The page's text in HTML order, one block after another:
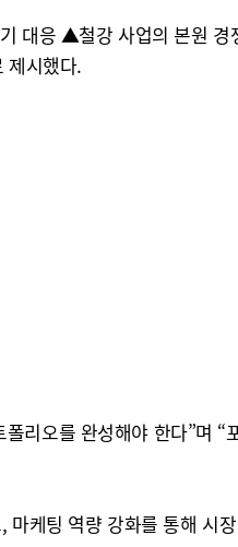
대응 ▲철강 사업의 본원
제시했다.
리오를 완성해야 한다”며
케팅 역량 강화를 통해 시